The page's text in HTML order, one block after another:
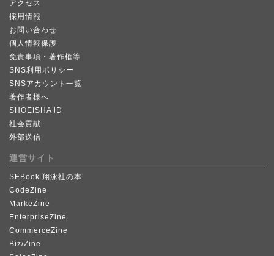
アクセス
採用情報
お問い合わせ
個人情報保護
免責事項・著作権等
SNS利用ポリシー
SNSアカウント一覧
著作者様へ
SHOEISHA iD
社会貢献
外部送信
運営サイト
SEBook 翔泳社の本
CodeZine
MarkeZine
EnterpriseZine
CommerceZine
Biz/Zine